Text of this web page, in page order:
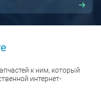
к ним, который
интернет-